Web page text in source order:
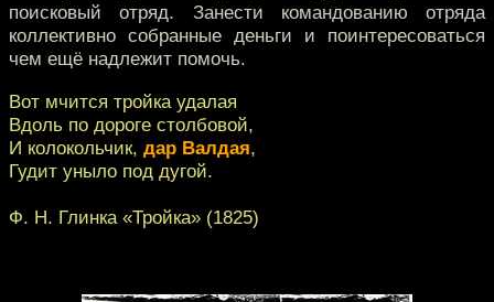
поисковый отряд. Занести командованию отряда
коллективно собранные деньги и поинтересоваться
чем ещё надлежит помочь.
Вот мчится тройка удалая
Вдоль по дороге столбовой,
И колокольчик, дар Валдая,
Гудит уныло под дугой.
Ф. Н. Глинка «Тройка» (1825)